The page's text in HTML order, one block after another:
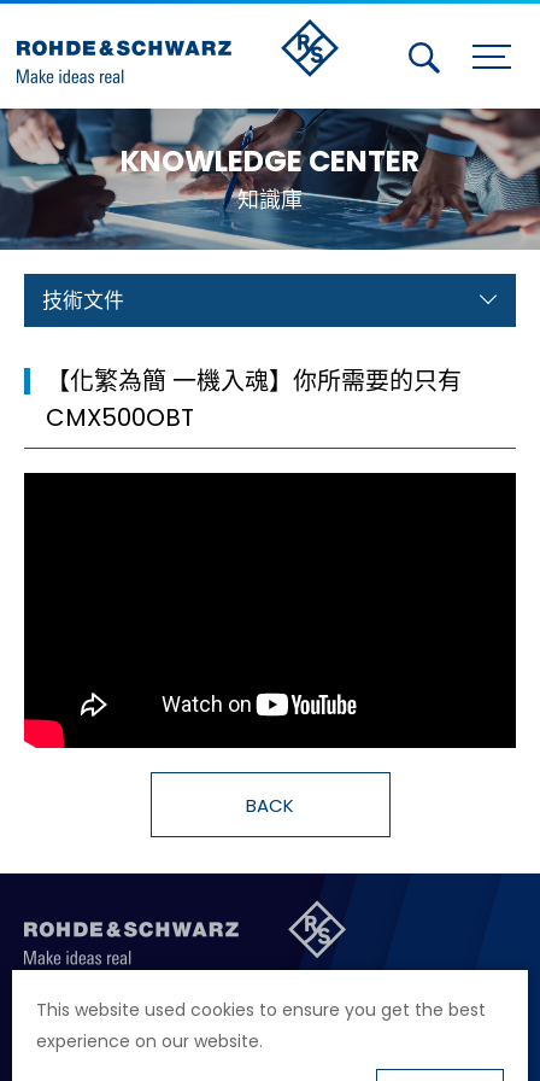
This website used cookies to ensure you get the best
experience on our website.
Activities
Contact Us
Member
Calendar
Test and Measurement
KNOWLEDGE CENTER
知識庫
技術文件
【化繁為簡 一機入魂】你所需要的只有
CMX500OBT
BACK
聯絡我們 徵才資訊 隱私權政策 網站聲明
地址
台北市114內湖區堤頂大道二段89號4樓